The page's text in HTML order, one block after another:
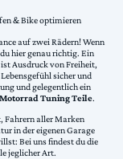
& Bike optimieren
auf zwei Rädern! Wenn
hier genau richtig. Ein
Ausdruck von Freiheit,
sicher und
und gelegentlich ein
Motorrad Tuning Teile.
Fahrern aller Marken
in der eigenen Garage
Bei uns findest du die
jeglicher Art.